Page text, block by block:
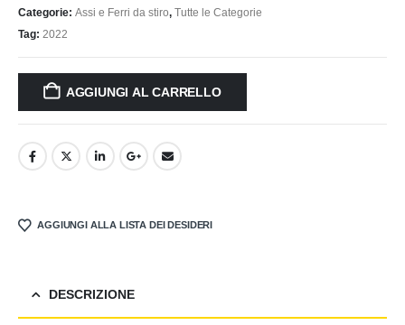
Categorie: Assi e Ferri da stiro, Tutte le Categorie
Tag: 2022
AGGIUNGI AL CARRELLO
AGGIUNGI ALLA LISTA DEI DESIDERI
DESCRIZIONE